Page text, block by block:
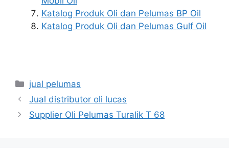
Katalog Produk Oli dan Pelumas BP Oil
Katalog Produk Oli dan Pelumas Gulf Oil
jual pelumas
Jual distributor oli lucas
Supplier Oli Pelumas Turalik T 68